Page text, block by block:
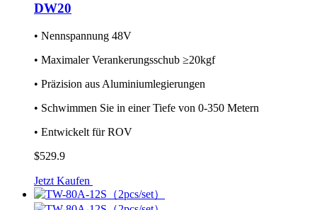
DW20
• Nennspannung 48V
• Maximaler Verankerungsschub ≥20kgf
• Präzision aus Aluminiumlegierungen
• Schwimmen Sie in einer Tiefe von 0-350 Metern
• Entwickelt für ROV
$529.9
Jetzt Kaufen